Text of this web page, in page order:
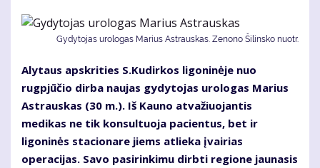
Gydytojas urologas Marius Astrauskas. Zenono Šilinsko nuotr.
Alytaus apskrities S.Kudirkos ligoninėje nuo
rugpjūčio dirba naujas gydytojas urologas Marius
Astrauskas (30 m.). Iš Kauno atvažiuojantis
medikas ne tik konsultuoja pacientus, bet ir
ligoninės stacionare jiems atlieka įvairias
operacijas. Savo pasirinkimu dirbti regione jaunasis